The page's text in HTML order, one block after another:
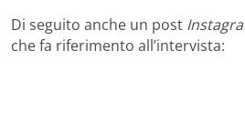
Di seguito anche un post
che fa riferimento all’intervista: